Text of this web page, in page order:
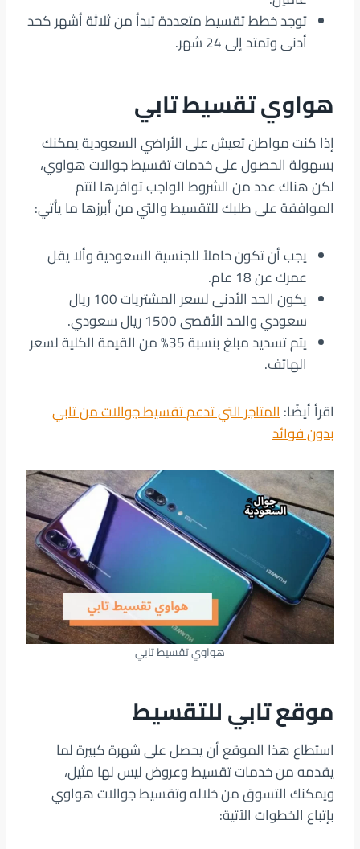
توجد خطط تقسيط متعددة تبدأ من ثلاثة أشهر كحد
أدنى وتمتد إلى 24 شهر.
هواوي تقسيط تابي
إذا كنت مواطن تعيش على الأراضي السعودية يمكنك
بسهولة الحصول على خدمات تقسيط جوالات هواوي،
لكن هناك عدد من الشروط الواجب توافرها لتتم
الموافقة على طلبك للتقسيط والتي من أبرزها ما يأتي:
يجب أن تكون حاملاً للجنسية السعودية وألا يقل
عمرك عن 18 عام.
يكون الحد الأدنى لسعر المشتريات 100 ريال
سعودي والحد الأقصى 1500 ريال سعودي.
يتم تسديد مبلغ بنسبة 35% من القيمة الكلية لسعر
الهاتف.
اقرأ أيضًا:المتاجر التي تدعم تقسيط جوالات من تابي
بدون فوائد
هواوي تقسيط تابي
موقع تابي للتقسيط
استطاع هذا الموقع أن يحصل على شهرة كبيرة لما
يقدمه من خدمات تقسيط وعروض ليس لها مثيل،
ويمكنك التسوق من خلاله وتقسيط جوالات هواوي
بإتباع الخطوات الآتية: